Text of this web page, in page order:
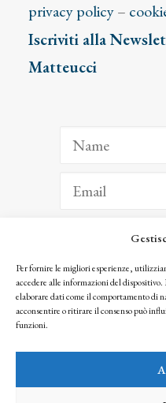
Per fornire le migliori esperienze,
accedere alle informazioni del
elaborare dati come il comportamento di
acconsentire o ritirare il consenso può
funzioni.
privacy policy–
Iscriviti alla
Matteucci
Facendo clic per iscriverti, riconosci
seguendo la nostra Privacy Policy
© 2025 Istituto Matteucci. All right
l’autorizzazione scritta dei proprietari